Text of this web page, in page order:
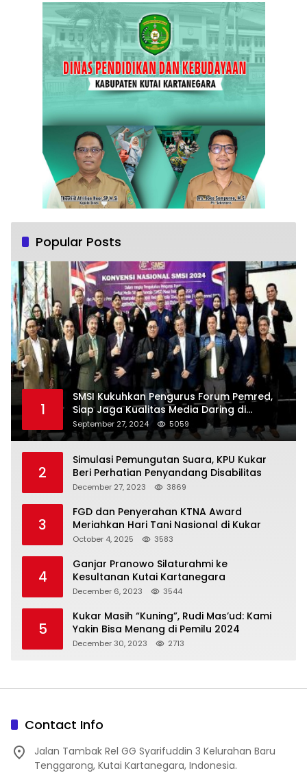
Popular Posts
1
SMSI Kukuhkan Pengurus Forum Pemred,
Siap Jaga Kualitas Media Daring di
Indonesia
September 27, 2024 5059
2
Simulasi Pemungutan Suara, KPU Kukar
Beri Perhatian Penyandang Disabilitas
December 27, 2023 3869
3
FGD dan Penyerahan KTNA Award
Meriahkan Hari Tani Nasional di Kukar
October 4, 2025 3583
4
Ganjar Pranowo Silaturahmi ke
Kesultanan Kutai Kartanegara
December 6, 2023 3544
5
Kukar Masih “Kuning”, Rudi Mas’ud: Kami
Yakin Bisa Menang di Pemilu 2024
December 30, 2023 2713
Contact Info
Jalan Tambak Rel GG Syarifuddin 3 Kelurahan Baru
Tenggarong, Kutai Kartanegara, Indonesia.